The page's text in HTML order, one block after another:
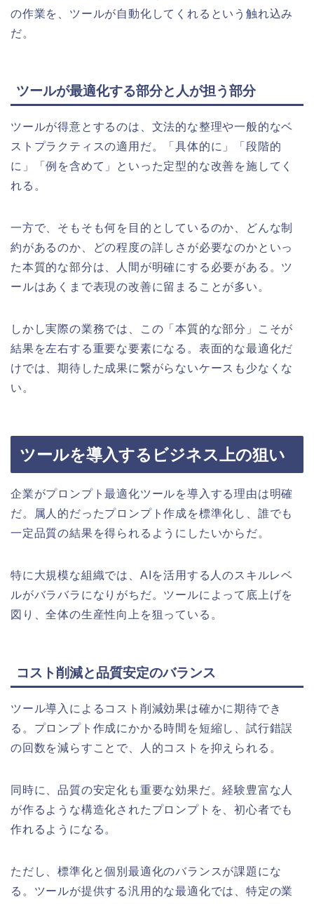
の作業を、ツールが自動化してくれるという触れ込み
だ。
ツールが最適化する部分と人が担う部分
ツールが得意とするのは、文法的な整理や一般的なベ
ストプラクティスの適用だ。「具体的に」「段階的
に」「例を含めて」といった定型的な改善を施してく
れる。
一方で、そもそも何を目的としているのか、どんな制
約があるのか、どの程度の詳しさが必要なのかといっ
た本質的な部分は、人間が明確にする必要がある。ツ
ールはあくまで表現の改善に留まることが多い。
しかし実際の業務では、この「本質的な部分」こそが
結果を左右する重要な要素になる。表面的な最適化だ
けでは、期待した成果に繋がらないケースも少なくな
い。
ツールを導入するビジネス上の狙い
企業がプロンプト最適化ツールを導入する理由は明確
だ。属人的だったプロンプト作成を標準化し、誰でも
一定品質の結果を得られるようにしたいからだ。
特に大規模な組織では、AIを活用する人のスキルレベ
ルがバラバラになりがちだ。ツールによって底上げを
図り、全体の生産性向上を狙っている。
コスト削減と品質安定のバランス
ツール導入によるコスト削減効果は確かに期待でき
る。プロンプト作成にかかる時間を短縮し、試行錯誤
の回数を減らすことで、人的コストを抑えられる。
同時に、品質の安定化も重要な効果だ。経験豊富な人
が作るような構造化されたプロンプトを、初心者でも
作れるようになる。
ただし、標準化と個別最適化のバランスが課題にな
る。ツールが提供する汎用的な最適化では、特定の業